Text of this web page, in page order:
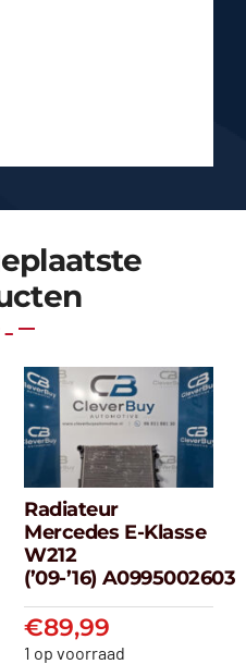
Radiateur
Mercedes E-
klasse W212
(’09-’16)
€89,99
Radiateur
Mercedes E-Klasse
W212
(’09-’16) A0995002603
€89,99
1 op voorraad